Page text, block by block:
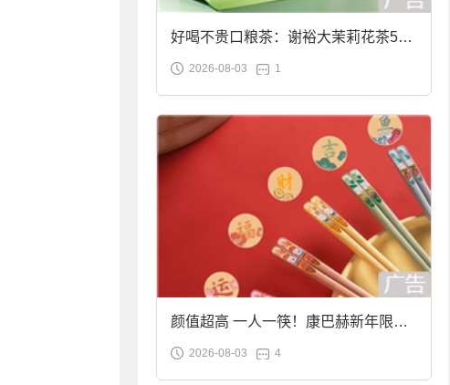
好喝不贵口粮茶：谢裕大茉莉花茶50g
袋装9.9元到手
2026-08-03 1
颜值超高 一人一筷！康巴赫新年限定
合金筷子大促：19.9元
2026-08-03 4